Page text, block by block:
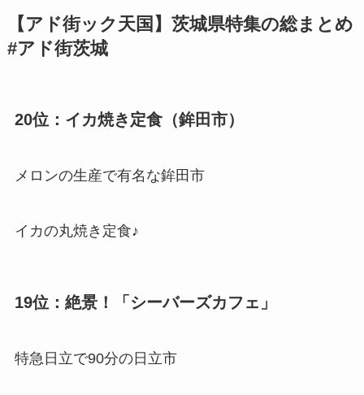
【アド街ック天国】茨城県特集の総まとめ
#アド街茨城
20位：イカ焼き定食（鉾田市）
メロンの生産で有名な鉾田市
イカの丸焼き定食♪
19位：絶景！「シーバーズカフェ」
特急日立で90分の日立市